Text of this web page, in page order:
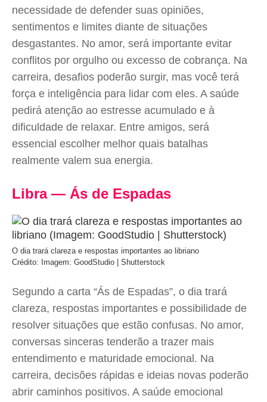
necessidade de defender suas opiniões,
sentimentos e limites diante de situações
desgastantes. No amor, será importante evitar
conflitos por orgulho ou excesso de cobrança. Na
carreira, desafios poderão surgir, mas você terá
força e inteligência para lidar com eles. A saúde
pedirá atenção ao estresse acumulado e à
dificuldade de relaxar. Entre amigos, será
essencial escolher melhor quais batalhas
realmente valem sua energia.
Libra — Ás de Espadas
O dia trará clareza e respostas importantes ao libriano
Crédito: Imagem: GoodStudio | Shutterstock
Segundo a carta “Ás de Espadas”, o dia trará
clareza, respostas importantes e possibilidade de
resolver situações que estão confusas. No amor,
conversas sinceras tenderão a trazer mais
entendimento e maturidade emocional. Na
carreira, decisões rápidas e ideias novas poderão
abrir caminhos positivos. A saúde emocional